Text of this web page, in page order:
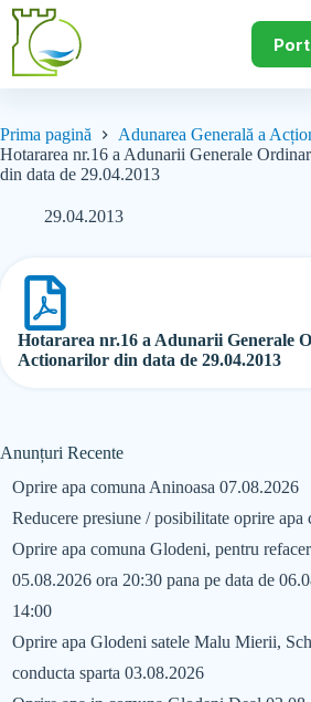
Prima pagină
Adunarea Generală a
Hotararea nr.16 a Adunarii Generale
din data de 29.04.2013
29.04.2013
Hotararea nr.16 a Adunarii Generale
Actionarilor din data de 29.04.2013
Anunțuri Recente
Oprire apa comuna Aninoasa 07.08.2026
Reducere presiune / posibilitate oprire apa
Oprire apa comuna Glodeni, pentru
05.08.2026 ora 20:30 pana pe data de
14:00
Oprire apa Glodeni satele Malu Mierii,
conducta sparta 03.08.2026